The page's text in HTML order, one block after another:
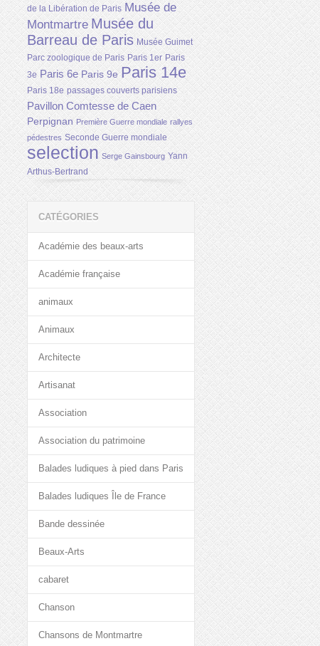
de la Libération de Paris Musée de
Montmartre Musée du
Barreau de Paris Musée Guimet
Parc zoologique de Paris Paris 1er Paris
3e Paris 6e Paris 9e Paris 14e
Paris 18e passages couverts parisiens
Pavillon Comtesse de Caen
Perpignan Première Guerre mondiale rallyes
pédestres Seconde Guerre mondiale
selection Serge Gainsbourg Yann
Arthus-Bertrand
CATÉGORIES
Académie des beaux-arts
Académie française
animaux
Animaux
Architecte
Artisanat
Association
Association du patrimoine
Balades ludiques à pied dans Paris
Balades ludiques Île de France
Bande dessinée
Beaux-Arts
cabaret
Chanson
Chansons de Montmartre